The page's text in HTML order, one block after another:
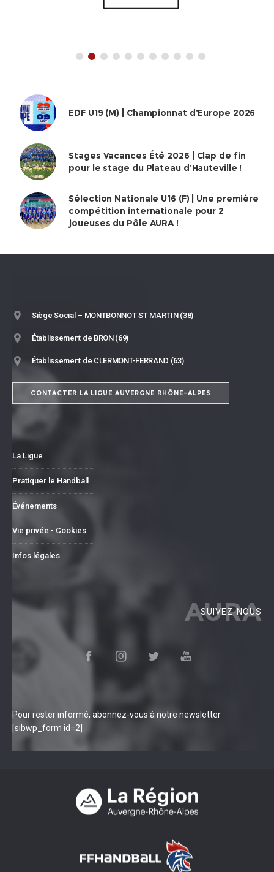
EDF U19 (M) | Championnat d’Europe 2026
Stages Vacances Été 2026 | Clap de fin
pour le stage du Plateau d’Hauteville !
Sélection Nationale U16 (F) | Une première
compétition internationale pour 2
joueuses du Pôle AURA !
Siège Social – MONTBONNOT ST MARTIN (38)
Établissement de BRON (69)
Établissement de CLERMONT-FERRAND (63)
CONTACTER LA LIGUE AUVERGNE RHÔNE-ALPES
La Ligue
Pratiquer le Handball
Événements
Vie privée - Cookies
Infos légales
AURA
SUIVEZ-NOUS
Pour rester informé, abonnez-vous à notre newsletter
[sibwp_form id=2]